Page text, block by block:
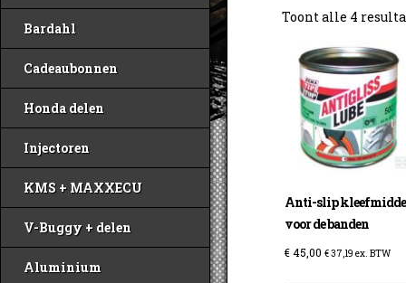
Bardahl
Cadeaubonnen
Honda delen
Injectoren
KMS + MAXXECU
V-Buggy + delen
Aluminium
Toont alle 4
Anti-slip
voor de banden
€45,00 €37,19 ex. BTW